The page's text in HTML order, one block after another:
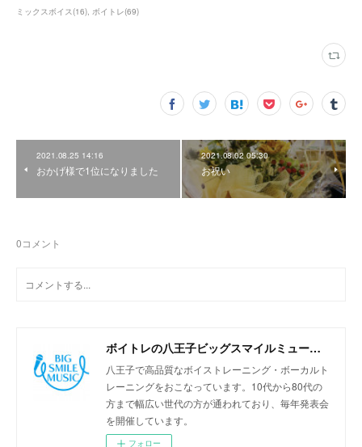
ミックスボイス(16) ボイトレ(69)
2021.08.25 14:16
おかげ様で1位になりました
2021.08.02 05:30
お祝い
0コメント
ボイトレの八王子ビッグスマイルミュージック
八王子で高品質なボイストレーニング・ボーカルト
レーニングをおこなっています。10代から80代の
方まで幅広い世代の方が通われており、毎年発表会
を開催しています。
フォロー